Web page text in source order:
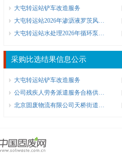
大屯转运站铲车改造服务
大屯转运站2026年渗沥液罗茨风机相关设备维修保养项目
大屯转运站水处理2026年循环泵水泵常规保养
采购比选结果信息公示
大屯转运站铲车改造服务
公司残疾人劳务派遣服务合格供方选聘
北京固废物流有限公司天桥街道可回收物中转站合作经营服务